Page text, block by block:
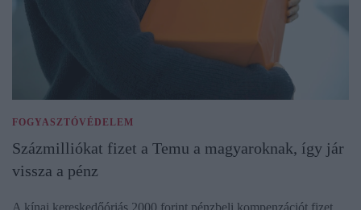
FOGYASZTÓVÉDELEM
Százmilliókat fizet a Temu a magyaroknak, így jár
vissza a pénz
A kínai kereskedőóriás 2000 forint pénzbeli kompenzációt fizet